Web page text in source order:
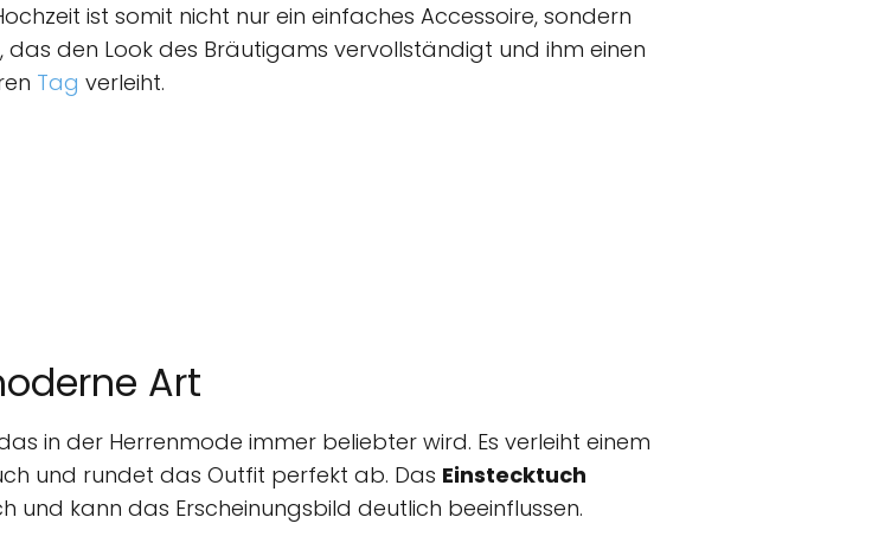
ist somit nicht nur ein einfaches Accessoire, sondern
das den Look des Bräutigams vervollständigt und ihm einen
Tag verleiht.
Art
in der Herrenmode immer beliebter wird. Es verleiht einem
und rundet das Outfit perfekt ab. Das Einstecktuch
und kann das Erscheinungsbild deutlich beeinflussen.